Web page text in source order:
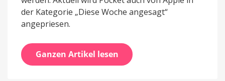
der Kategorie „Diese Woche angesagt“
angepriesen.
Ganzen Artikel lesen